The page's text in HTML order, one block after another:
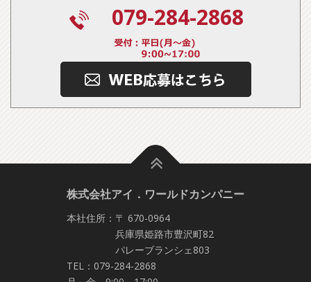
079-284-2868
株式会社アイ．ワールドカンパニー
本社住所：〒 670-0964
兵庫県姫路市豊沢町82
パレーブランシェ803
TEL：079-284-2868